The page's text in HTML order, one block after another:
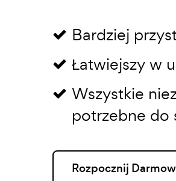
Bardziej
Łatwiejszy w
Wszystkie
potrzebne do
Rozpocznij